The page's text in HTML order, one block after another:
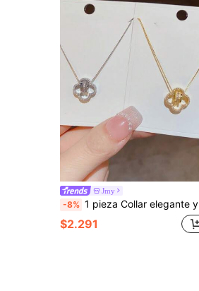
Jmy
-8% 1 pieza Collar elegante y popular con colgante delicado de trébol de cuatro hojas con microincrustaciones, cadena fina de lujo para mujer, estilo nicho, para cintura y clavícula
$2.291